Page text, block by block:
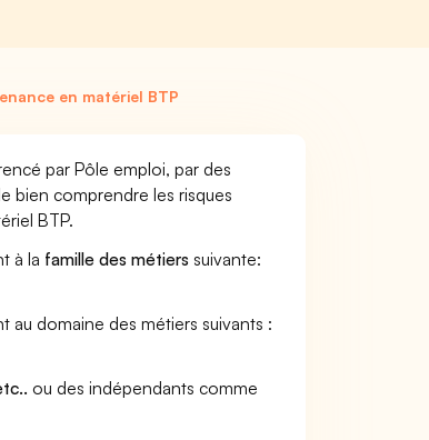
en matériel BTP
par Pôle emploi, par des
bien comprendre les risques
BTP.
à la famille des métiers suivante:
au domaine des métiers suivants :
ou des indépendants comme